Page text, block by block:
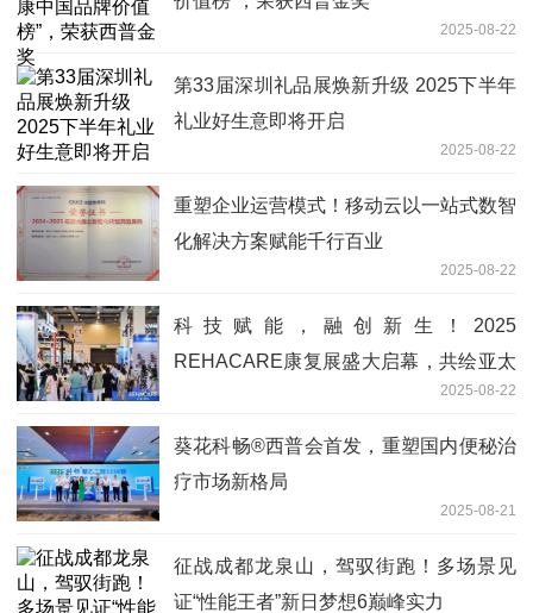
2025-08-22
第33届深圳礼品展焕新升级 2025下半年
礼业好生意即将开启
2025-08-22
重塑企业运营模式！移动云以一站式数智
化解决方案赋能千行百业
2025-08-22
科技赋能，融创新生！2025
REHACARE康复展盛大启幕，共绘亚太
2025-08-22
葵花科畅®西普会首发，重塑国内便秘治
疗市场新格局
2025-08-21
征战成都龙泉山，驾驭街跑！多场景见
证“性能王者”新日梦想6巅峰实力